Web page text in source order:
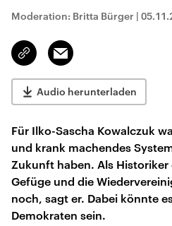
Moderation: Britta Bürger |
Link
kopieren/teilen
Email
Audio herunterladen
Für Ilko-Sascha Kowalczuk
und krank machendes
Zukunft haben. Als
Gefüge und die
noch, sagt er. Dabei könnte
Demokraten sein.